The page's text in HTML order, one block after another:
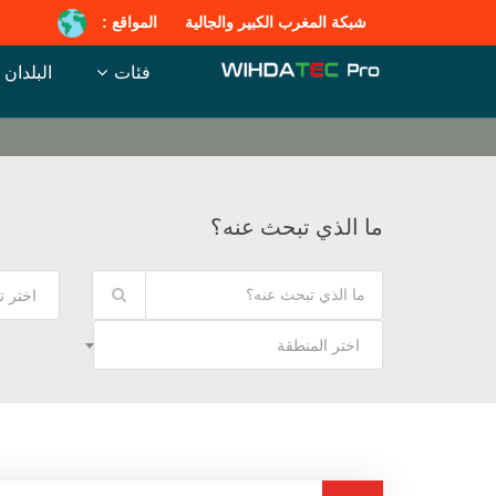
شبكة المغرب الكبير والجالية المواقع :
فئات البلدان
ما الذي تبحث عنه؟
اختر
اختر المنطقة